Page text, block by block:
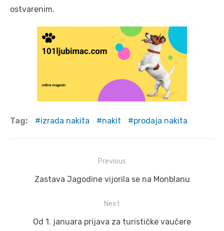
ostvarenim.
Tag: izrada nakita nakit prodaja nakita
navigation
Previous
Previous
Zastava Jagodine vijorila se na Monblanu
Next
Next
Od 1. januara prijava za turističke vaučere